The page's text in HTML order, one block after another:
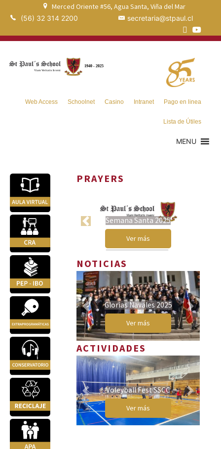
Merced Oriente #56, Agua Santa, Viña del Mar
(56) 32 314 2200 secretaria@stpaul.cl
Web Access Schoolnet Casino Intranet Pago en linea
Lista de Útiles
MENU
PRAYERS
Semana Santa 2025
Ver más
Previous
NOTICIAS
Glorias Navales 2025
Ver más
Previous Next
ACTIVIDADES
Voleyball Fest SSCC
Ver más
Previous Next